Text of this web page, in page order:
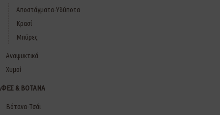
Αποστάγματα-Υδύποτα
Κρασί
Μπύρες
Αναψυκτικά
Χυμοί
& ΒΟΤΑΝΑ
Βότανα-Τσάι